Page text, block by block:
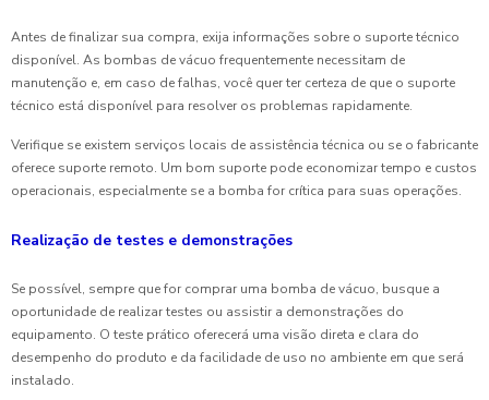
Antes de finalizar sua compra, exija informações sobre o suporte técnico
disponível. As bombas de vácuo frequentemente necessitam de
manutenção e, em caso de falhas, você quer ter certeza de que o suporte
técnico está disponível para resolver os problemas rapidamente.
Verifique se existem serviços locais de assistência técnica ou se o fabricante
oferece suporte remoto. Um bom suporte pode economizar tempo e custos
operacionais, especialmente se a bomba for crítica para suas operações.
Realização de testes e demonstrações
Se possível, sempre que for comprar uma bomba de vácuo, busque a
oportunidade de realizar testes ou assistir a demonstrações do
equipamento. O teste prático oferecerá uma visão direta e clara do
desempenho do produto e da facilidade de uso no ambiente em que será
instalado.